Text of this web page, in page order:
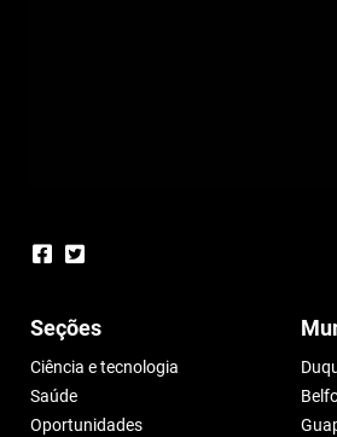
Seções
Ciência e tecnologia
Saúde
Oportunidades